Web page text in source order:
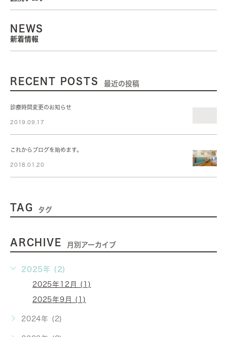
NEWS
新着情報
RECENT POSTS 最近の投稿
診療時間変更のお知らせ
2019.09.17
これからブログを始めます。
2018.01.20
TAG タグ
ARCHIVE 月別アーカイブ
2025年 (2)
2025年12月 (1)
2025年9月 (1)
2024年 (2)